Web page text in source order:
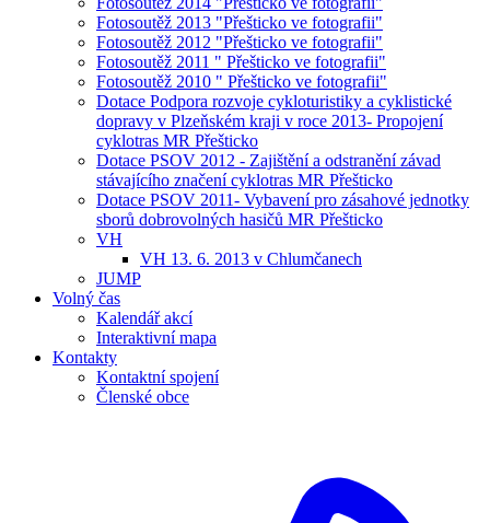
Fotosoutěž 2013 "Přešticko ve fotografii"
Fotosoutěž 2012 "Přešticko ve fotografii"
Fotosoutěž 2011 " Přešticko ve fotografii"
Fotosoutěž 2010 " Přešticko ve fotografii"
Dotace Podpora rozvoje cykloturistiky a cyklistické
dopravy v Plzeňském kraji v roce 2013- Propojení
cyklotras MR Přešticko
Dotace PSOV 2012 - Zajištění a odstranění závad
stávajícího značení cyklotras MR Přešticko
Dotace PSOV 2011- Vybavení pro zásahové jednotky
sborů dobrovolných hasičů MR Přešticko
VH
VH 13. 6. 2013 v Chlumčanech
JUMP
Volný čas
Kalendář akcí
Interaktivní mapa
Kontakty
Kontaktní spojení
Členské obce